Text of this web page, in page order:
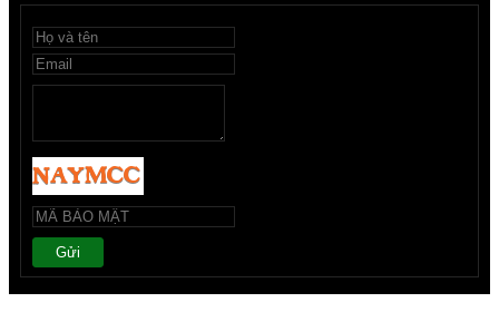
Gửi